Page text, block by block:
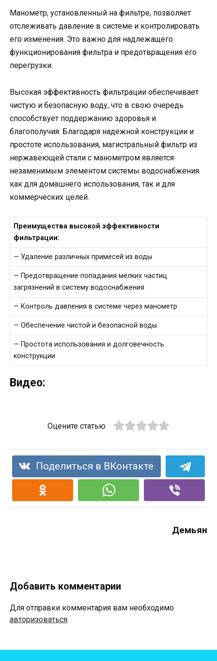
Манометр, установленный на фильтре, позволяет
отслеживать давление в системе и контролировать
его изменения. Это важно для надлежащего
функционирования фильтра и предотвращения его
перегрузки.
Высокая эффективность фильтрации обеспечивает
чистую и безопасную воду, что в свою очередь
способствует поддержанию здоровья и
благополучия. Благодаря надежной конструкции и
простоте использования, магистральный фильтр из
нержавеющей стали с манометром является
незаменимым элементом системы водоснабжения
как для домашнего использования, так и для
коммерческих целей.
Преимущества высокой эффективности
фильтрации:
— Удаление различных примесей из воды
— Предотвращение попадания мелких частиц
загрязнений в систему водоснабжения
— Контроль давления в системе через манометр
— Обеспечение чистой и безопасной воды
— Простота использования и долговечность
конструкции
Видео:
Оцените статью
Поделиться в ВКонтакте
Демьян
Добавить комментарии
Для отправки комментария вам необходимо
авторизоваться.